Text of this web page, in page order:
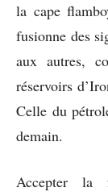
la cape
fusionne des
aux autres,
réservoirs
Celle du
demain.
Accepter la